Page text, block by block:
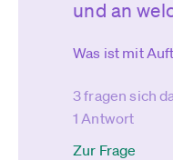
und an
Was ist mit
3 fragen sich
1 Antwort
Zur Frage